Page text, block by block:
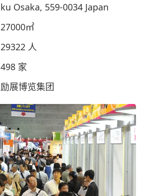
ku Osaka, 559-0034 Japan
27000㎡
29322 人
498 家
励展博览集团